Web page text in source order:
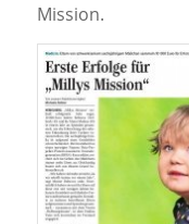
Mission.